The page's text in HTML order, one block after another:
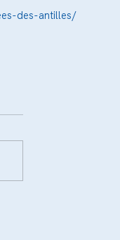
des-antilles/